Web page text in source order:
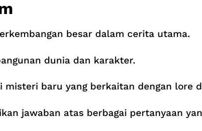
besar dalam cerita utama.
dunia dan karakter.
baru yang berkaitan dengan lore
jawaban atas berbagai pertanyaan